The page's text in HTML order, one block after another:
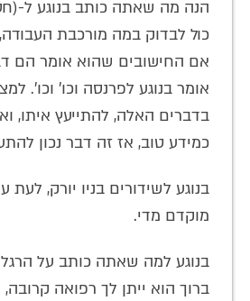
הנה מה שאתה כותב בנוגע ל-
כול לבדוק במה מורכבת
אם החישובים שהוא אומר הם
אומר בנוגע לפרנסה וכו' וכו'.
בדברים האלה, להתייעץ איתו,
כמידע טוב, אז זה דבר נכון
בנוגע לשידורים בניו יורק, לעת
מוקדם מדי.
בנוגע למה שאתה כותב על
ברוך הוא ייתן לך רפואה